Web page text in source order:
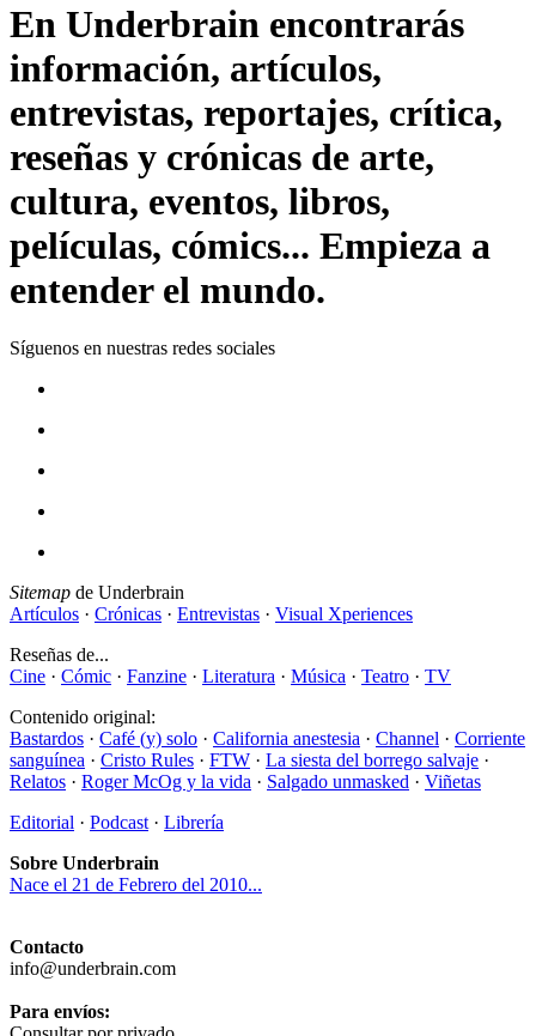
En Underbrain encontrarás
información, artículos,
entrevistas, reportajes, crítica,
reseñas y crónicas de arte,
cultura, eventos, libros,
películas, cómics... Empieza a
entender el mundo.
Síguenos en nuestras redes sociales
Sitemap de Underbrain
Artículos · Crónicas · Entrevistas · Visual Xperiences
Reseñas de...
Cine · Cómic · Fanzine · Literatura · Música · Teatro · TV
Contenido original:
Bastardos · Café (y) solo · California anestesia · Channel · Corriente
sanguínea · Cristo Rules · FTW · La siesta del borrego salvaje ·
Relatos · Roger McOg y la vida · Salgado unmasked · Viñetas
Editorial · Podcast · Librería
Sobre Underbrain
Nace el 21 de Febrero del 2010...
Contacto
info@underbrain.com
Para envíos: